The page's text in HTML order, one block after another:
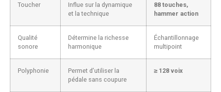
Toucher
Influe sur la dynamique
et la technique
88 touches,
hammer action
Qualité
sonore
Détermine la richesse
harmonique
Échantillonnage
multipoint
Polyphonie
Permet d’utiliser la
pédale sans coupure
≥ 128 voix